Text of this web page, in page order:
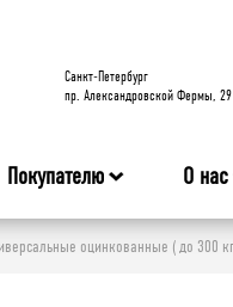
Cанкт-Петербург
пр. Александровской Фермы, 29
Покупателю О нас
оцинкованные ( до 300